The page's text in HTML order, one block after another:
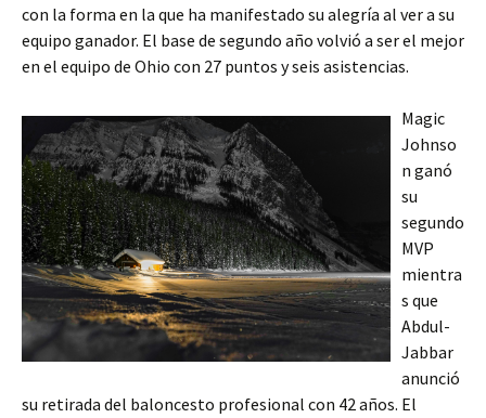
con la forma en la que ha manifestado su alegría al ver a su
equipo ganador. El base de segundo año volvió a ser el mejor
en el equipo de Ohio con 27 puntos y seis asistencias.
Magic
Johnso
n ganó
su
segundo
MVP
mientra
s que
Abdul-
Jabbar
anunció
su retirada del baloncesto profesional con 42 años. El